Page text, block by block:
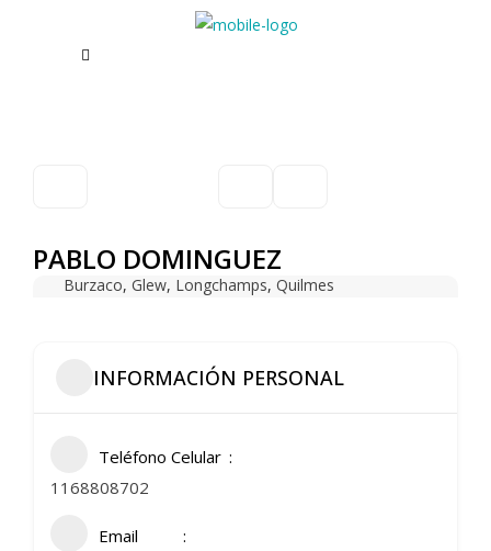
PABLO DOMINGUEZ
Burzaco, Glew, Longchamps, Quilmes
INFORMACIÓN PERSONAL
Teléfono Celular
1168808702
Email